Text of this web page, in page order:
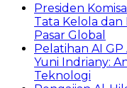
Presiden
Tata Kelola
Pasar Global
Pelatihan AI
Yuni Indriany:
Teknologi